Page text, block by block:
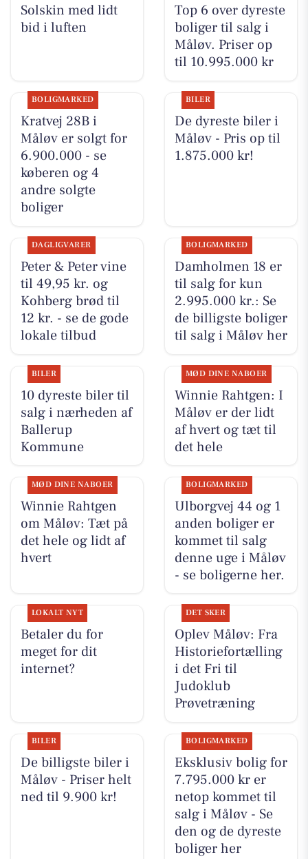
Solskin med lidt
bid i luften
Top 6 over dyreste
boliger til salg i
Måløv. Priser op
til 10.995.000 kr
BOLIGMARKED
Kratvej 28B i
Måløv er solgt for
6.900.000 - se
køberen og 4
andre solgte
boliger
BILER
De dyreste biler i
Måløv - Pris op til
1.875.000 kr!
DAGLIGVARER
Peter & Peter vine
til 49,95 kr. og
Kohberg brød til
12 kr. - se de gode
lokale tilbud
BOLIGMARKED
Damholmen 18 er
til salg for kun
2.995.000 kr.: Se
de billigste boliger
til salg i Måløv her
BILER
10 dyreste biler til
salg i nærheden af
Ballerup
Kommune
MØD DINE NABOER
Winnie Rahtgen: I
Måløv er der lidt
af hvert og tæt til
det hele
MØD DINE NABOER
Winnie Rahtgen
om Måløv: Tæt på
det hele og lidt af
hvert
BOLIGMARKED
Ulborgvej 44 og 1
anden boliger er
kommet til salg
denne uge i Måløv
- se boligerne her.
LOKALT NYT
Betaler du for
meget for dit
internet?
DET SKER
Oplev Måløv: Fra
Historiefortælling
i det Fri til
Judoklub
Prøvetræning
BILER
De billigste biler i
Måløv - Priser helt
ned til 9.900 kr!
BOLIGMARKED
Eksklusiv bolig for
7.795.000 kr er
netop kommet til
salg i Måløv - Se
den og de dyreste
boliger her